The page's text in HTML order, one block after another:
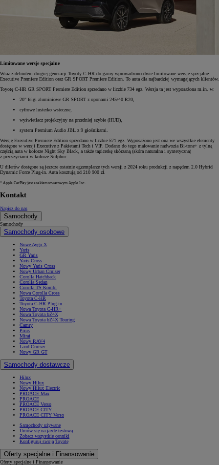
Limitowane wersje specjalne
Wraz z debiutem drugiej generacji Toyoty C-HR do gamy wprowadzono dwie limitowane wersje specjalne –
Executive Premiere Edition oraz GR SPORT Premiere Edition. To auta dla najbardziej wymagających klientów.
Toyotę C-HR GR SPORT Premiere Edition sprzedano w liczbie 734 egz. Wersja ta jest wyposażona m.in. w:
20" felgi aluminiowe GR SPORT z oponami 245/40 R20,
cyfrowe lusterko wsteczne,
wyświetlacz projekcyjny na przedniej szybie (HUD),
system Premium Audio JBL z 9 głośnikami.
Wersję Executive Premiere Edition sprzedano w liczbie 571 egz. Wyposażono jest ona we wszystkie elementy
dostępne w wersji Executive z Pakietami Tech i VIP. Dodano do tego malowanie nadwozia Bi-tone+ z tylną
częścią auta w kolorze Night Sky Black, a także tapicerkę skórzaną (skóra naturalna i syntetyczna)
z przeszyciami w kolorze Sulphur.
U dilerów dostępne są jeszcze ostatnie egzemplarze tych wersji z 2024 roku produkcji z napędem 2.0 Hybrid
Dynamic Force Plug-in. Auta kosztują od 210 900 zł.
* Apple CarPlay jest znakiem towarowym Apple Inc.
Kontakt
Napisz do nas
Samochody
Samochody
Samochody osobowe
Nowe Aygo X
Yaris
GR Yaris
Yaris Cross
Nowy Yaris Cross
Nowy Urban Cruiser
Corolla Hatchback
Corolla Sedan
Corolla TS Kombi
Nowa Corolla Cross
Toyota C-HR
Toyota C-HR Plug-in
Nowa Toyota C-HR+
Nowa Toyota bZ4X
Nowa Toyota bZ4X Touring
Camry
Prius
Mirai
Nowy RAV4
Land Cruiser
Nowy GR GT
Samochody dostawcze
Hilux
Nowy Hilux
Nowy Hilux Electric
PROACE Max
PROACE
PROACE Verso
PROACE CITY
PROACE CITY Verso
Samochody używane
Umów się na jazdę testową
Zobacz wszystkie cenniki
Konfiguruj swoją Toyotę
Oferty specjalne i Finansowanie
Oferty specjalne i Finansowanie